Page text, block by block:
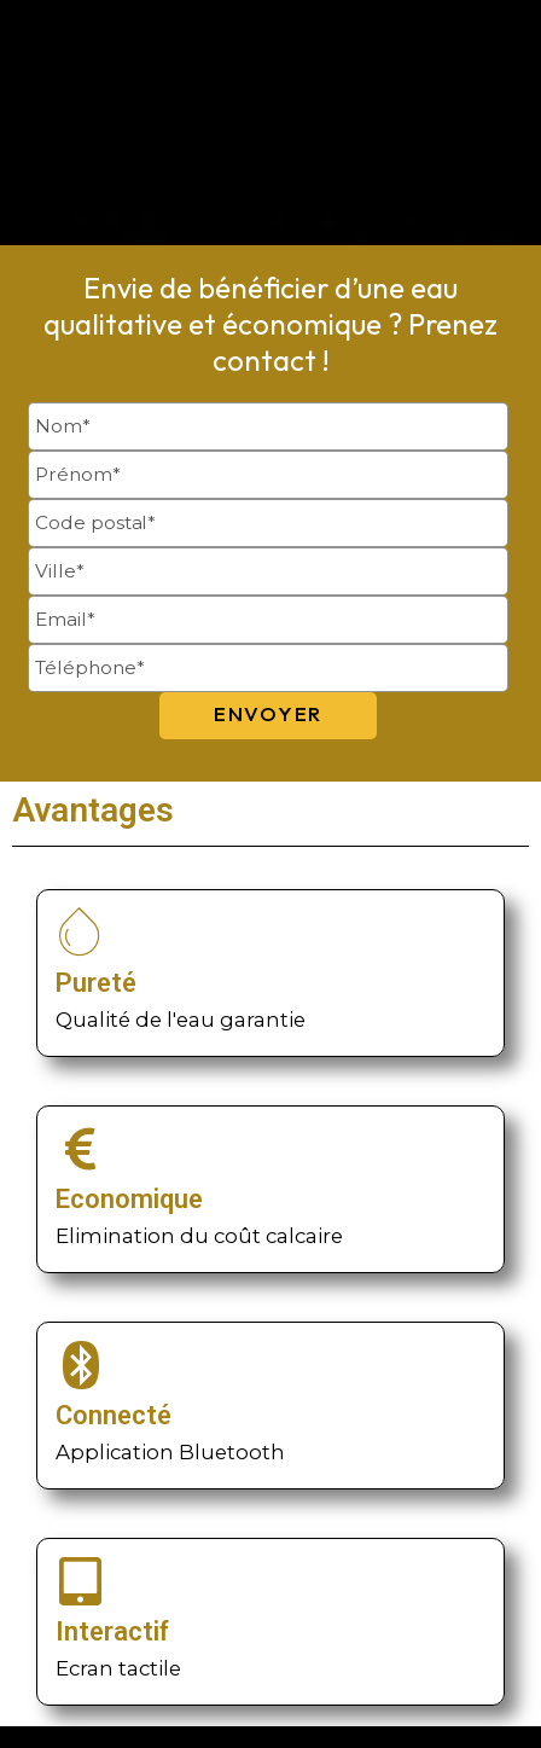
Envie de bénéficier d’une eau
qualitative et économique ? Prenez
contact !
Avantages
Pureté
Qualité de l'eau garantie
Economique
Elimination du coût calcaire
Connecté
Application Bluetooth
Interactif
Ecran tactile